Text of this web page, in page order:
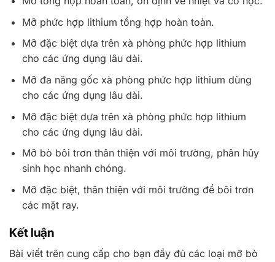
Mỡ phức hợp lithium tổng hợp hoàn toàn.
Mỡ đặc biệt dựa trên xà phòng phức hợp lithium
cho các ứng dụng lâu dài.
Mỡ đa năng gốc xà phòng phức hợp lithium dùng
cho các ứng dụng lâu dài.
Mỡ đặc biệt dựa trên xà phòng phức hợp lithium
cho các ứng dụng lâu dài.
Mỡ bò bôi trơn thân thiện với môi trường, phân hủy
sinh học nhanh chóng.
Mỡ đặc biệt, thân thiện với môi trường để bôi trơn
các mặt ray.
Kết luận
Bài viết trên cung cấp cho bạn đầy đủ các loại mỡ bò